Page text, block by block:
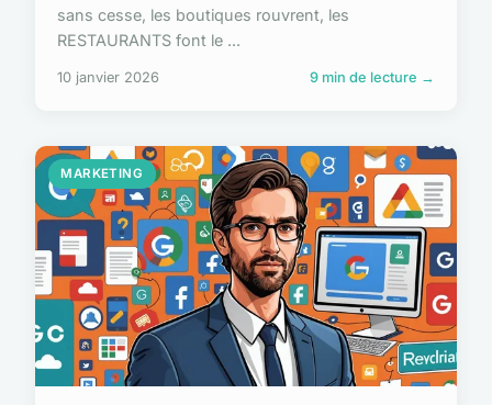
sans cesse, les boutiques rouvrent, les
RESTAURANTS font le ...
10 janvier 2026 9 min de lecture →
MARKETING